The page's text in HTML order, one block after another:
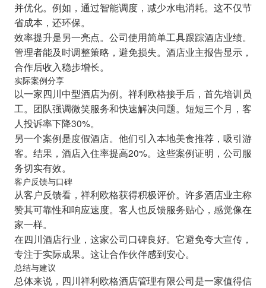
并优化。例如，通过智能调度，减少水电消耗。这不仅节
省成本，还环保。
效率提升是另一亮点。公司使用简单工具跟踪酒店业绩。
管理者能及时调整策略，避免损失。酒店业主报告显示，
合作后收入稳步增长。
实际案例分享
以一家四川中型酒店为例。祥利欧格接手后，首先培训员
工。团队强调微笑服务和快速解决问题。短短三个月，客
人投诉率下降30%。
另一个案例是度假酒店。他们引入本地美食推荐，吸引游
客。结果，酒店入住率提高20%。这些案例证明，公司服
务切实有效。
客户反馈与口碑
从客户反馈看，祥利欧格获得积极评价。许多酒店业主称
赞其可靠性和响应速度。客人也反馈服务贴心，感觉像在
家一样。
在四川酒店行业，这家公司口碑良好。它避免夸大宣传，
专注于实际成果。这让合作伙伴感到安心。
总结与建议
总体来说，四川祥利欧格酒店管理有限公司是一家值得信